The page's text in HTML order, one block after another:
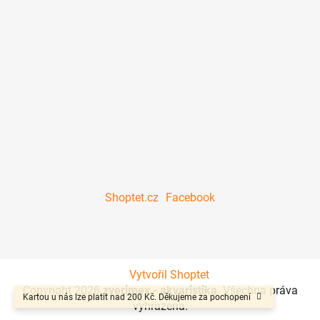
Kartou u nás lze platit nad 200 Kč. Děkujeme za pochopení
Shoptet.cz Facebook
Vytvořil Shoptet
Copyright 2026zverimex - akvaristika. Všechna práva
vyhrazena.